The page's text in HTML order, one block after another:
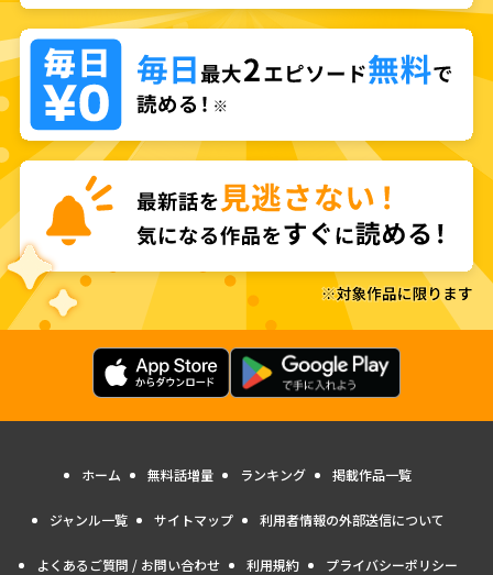
ホーム 無料話増量 ランキング 掲載作品一覧
ジャンル一覧 サイトマップ 利用者情報の外部送信について
よくあるご質問 / お問い合わせ 利用規約 プライバシーポリシー